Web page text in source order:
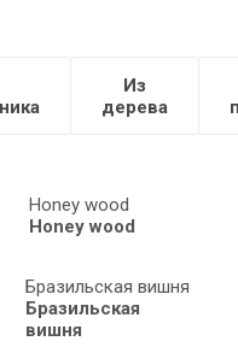
Из
дерева
Honey wood
Honey wood
Бразильская вишня
Бразильская
вишня